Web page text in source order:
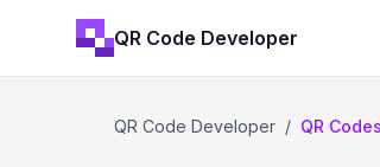
QR Code Developer
QR Code Developer / QR